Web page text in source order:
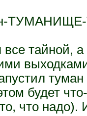
ТУМАНИЩЕ-
тайной,
будет
что